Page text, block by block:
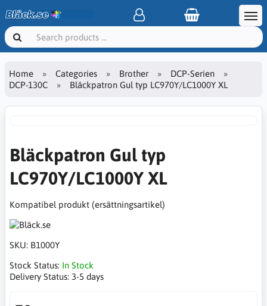
Home Categories Brother
DCP-Serien
DCP-130C
Bläckpatron Gul typ LC970Y/LC1000Y XL
Bläckpatron Gul typ
LC970Y/LC1000Y XL
Kompatibel produkt (ersättningsartikel)
SKU: B1000Y
Stock Status: In Stock
Delivery Status: 3-5 days